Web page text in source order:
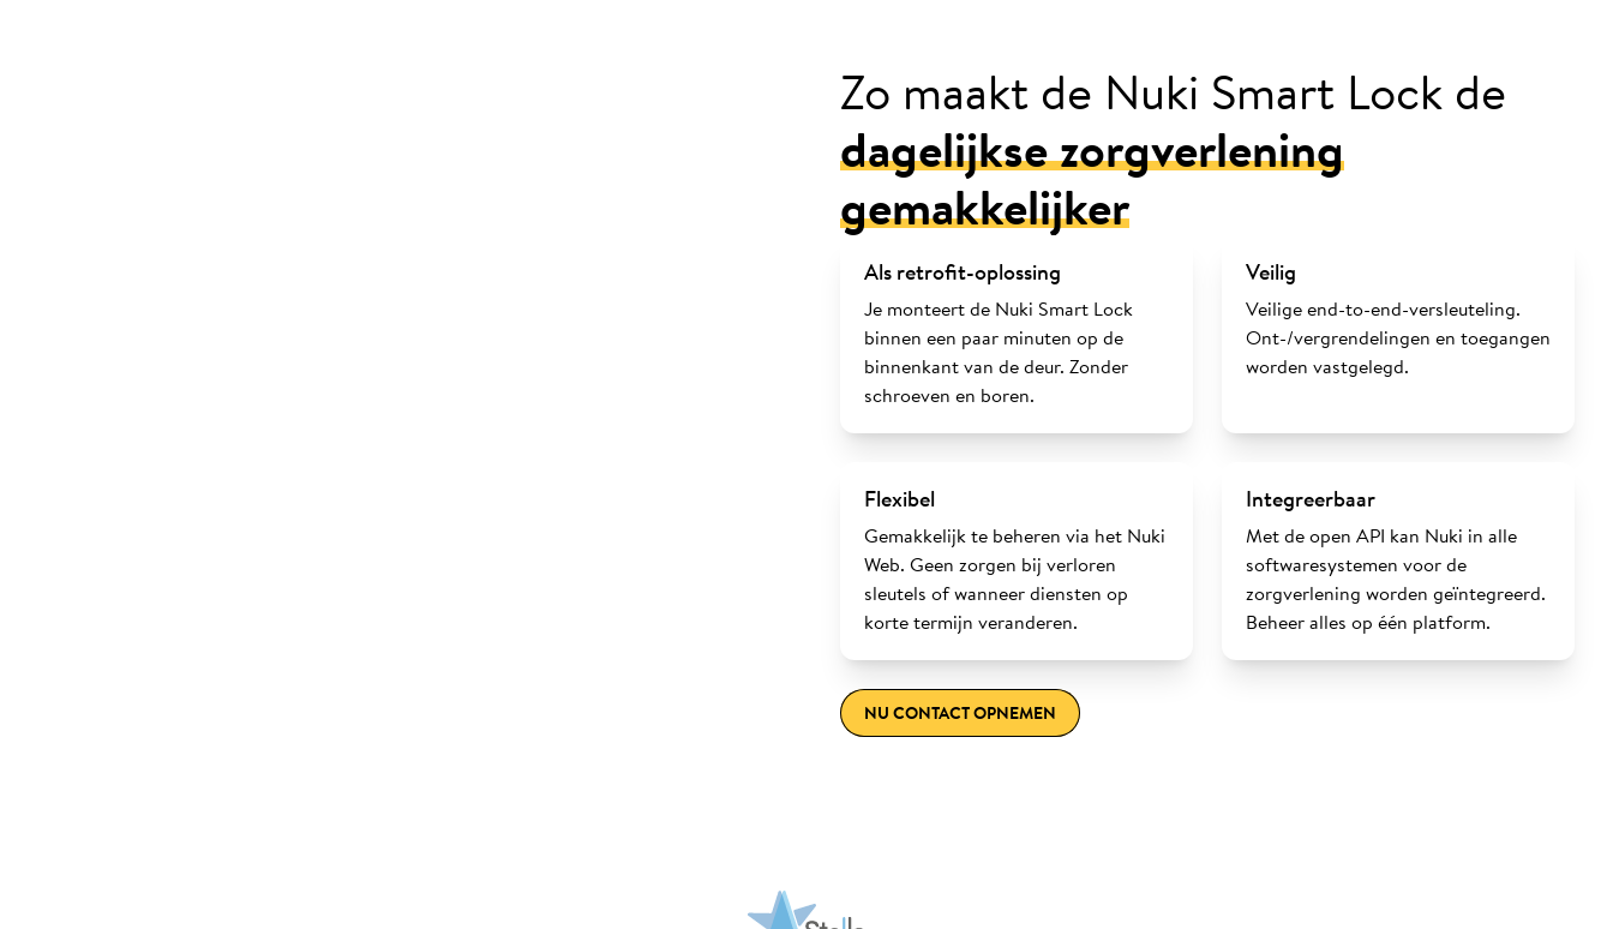
Zo maakt de Nuki Smart Lock de
dagelijkse zorgverlening
gemakkelijker
Als retrofit-oplossing
Je monteert de Nuki Smart Lock
binnen een paar minuten op de
binnenkant van de deur. Zonder
schroeven en boren.
Veilig
Veilige end-to-end-versleuteling.
Ont-/vergrendelingen en toegangen
worden vastgelegd.
Flexibel
Gemakkelijk te beheren via het Nuki
Web. Geen zorgen bij verloren
sleutels of wanneer diensten op
korte termijn veranderen.
Integreerbaar
Met de open API kan Nuki in alle
softwaresystemen voor de
zorgverlening worden geïntegreerd.
Beheer alles op één platform.
NU CONTACT OPNEMEN